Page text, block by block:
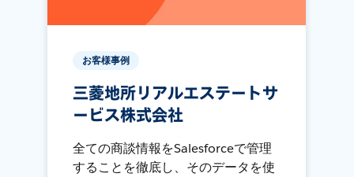
お客様事例
三菱地所リアルエステートサ
ービス株式会社
全ての商談情報をSalesforceで管理
することを徹底し、そのデータを使